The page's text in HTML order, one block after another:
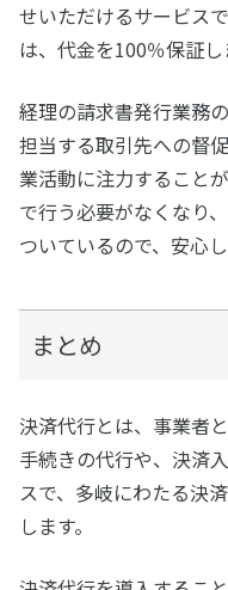
せいただけるサービス
は、代金を100％保証し
経理の請求書発行業務
担当する取引先への督
業活動に注力すること
で行う必要がなくなり
ついているので、安心
まとめ
決済代行とは、事業者
手続きの代行や、決済
スで、多岐にわたる決
します。